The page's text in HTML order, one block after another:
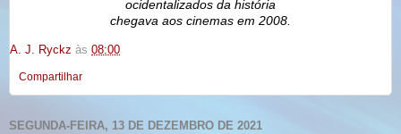
ocidentalizados da história
chegava aos cinemas em 2008.
A. J. Ryckz às 08:00
Compartilhar
SEGUNDA-FEIRA, 13 DE DEZEMBRO DE 2021